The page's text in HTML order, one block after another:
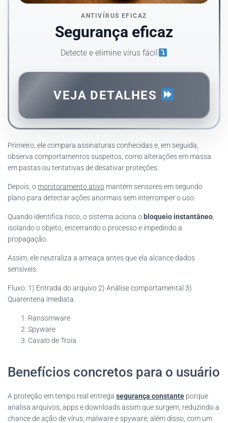
ANTIVÍRUS EFICAZ
Segurança eficaz
Detecte e elimine vírus fácil
VEJA DETALHES
Primeiro, ele compara assinaturas conhecidas e, em seguida,
observa comportamentos suspeitos, como alterações em massa
em pastas ou tentativas de desativar proteções.
Depois, o monitoramento ativo mantém sensores em segundo
plano para detectar ações anormais sem interromper o uso.
Quando identifica risco, o sistema aciona o bloqueio instantâneo
isolando o objeto, encerrando o processo e impedindo a
propagação.
Assim, ele neutraliza a ameaça antes que ela alcance dados
sensíveis.
Fluxo: 1) Entrada do arquivo 2) Análise comportamental 3)
Quarentena imediata.
Ransomware
Spyware
Cavalo de Troia
Benefícios concretos para o usuário
A proteção em tempo real entrega segurança constante porque
analisa arquivos, apps e downloads assim que surgem, reduzindo a
chance de ação de vírus, malware e spyware; além disso, com um